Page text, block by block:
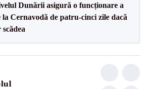
Dunării asigură o funcționare a
la Cernavodă de patru-cinci zile dacă